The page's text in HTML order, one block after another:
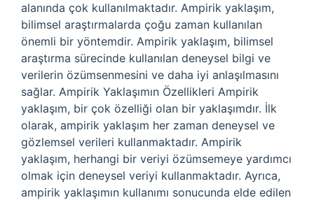
alanında çok kullanılmaktadır. Ampirik yaklaşım,
bilimsel araştırmalarda çoğu zaman kullanılan
önemli bir yöntemdir. Ampirik yaklaşım, bilimsel
araştırma sürecinde kullanılan deneysel bilgi ve
verilerin özümsenmesini ve daha iyi anlaşılmasını
sağlar. Ampirik Yaklaşımın Özellikleri Ampirik
yaklaşım, bir çok özelliği olan bir yaklaşımdır. İlk
olarak, ampirik yaklaşım her zaman deneysel ve
gözlemsel verileri kullanmaktadır. Ampirik
yaklaşım, herhangi bir veriyi özümsemeye yardımcı
olmak için deneysel veriyi kullanmaktadır. Ayrıca,
ampirik yaklaşımın kullanımı sonucunda elde edilen